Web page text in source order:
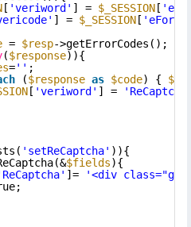
[ 'veriword' ] = $_SESSION [
] = $_SESSION [
= $resp-
($response)){
='' ;
($response as $code) {
[ 'veriword' ] =
'setReCaptcha' )){
$fields){
]=
'<div class="g-